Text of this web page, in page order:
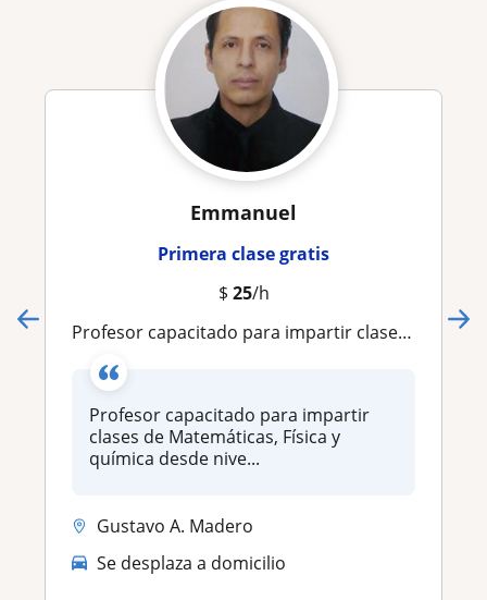
Emmanuel
Primera clase gratis
$ 25/h
Profesor capacitado para impartir clases de Matemáticas, Física y química desde nivel elemental (primaria), hasta universidad
Profesor capacitado para impartir
clases de Matemáticas, Física y
química desde nive...
Gustavo A. Madero
Se desplaza a domicilio